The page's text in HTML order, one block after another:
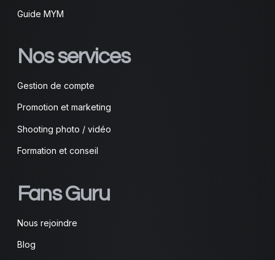
Guide MYM
Nos services
Gestion de compte
Promotion et marketing
Shooting photo / vidéo
Formation et conseil
Fans Guru
Nous rejoindre
Blog